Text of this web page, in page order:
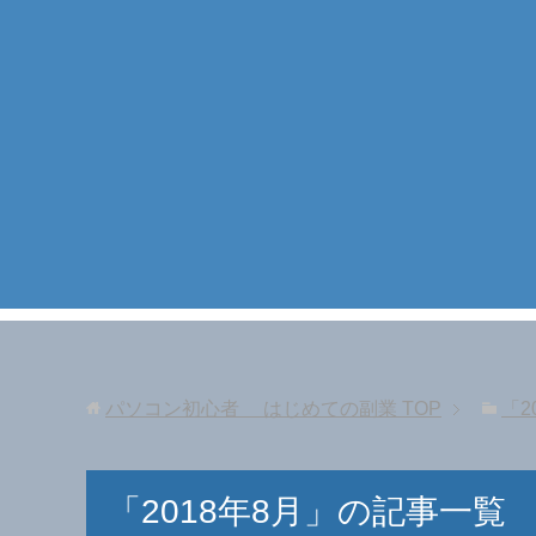
パソコン初心者 はじめての副業 TOP 「
「2018年8月」の記事一覧